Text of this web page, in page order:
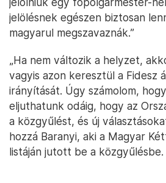
jelölésnek egészen biztosan
magyarul megszavaznák.”
„Ha nem változik a helyzet,
vagyis azon keresztül a Fidesz
irányítását. Úgy számolom,
eljuthatunk odáig, hogy az
a közgyűlést, és új
hozzá Baranyi, aki a Magyar
listáján jutott be a közgyűlésbe.